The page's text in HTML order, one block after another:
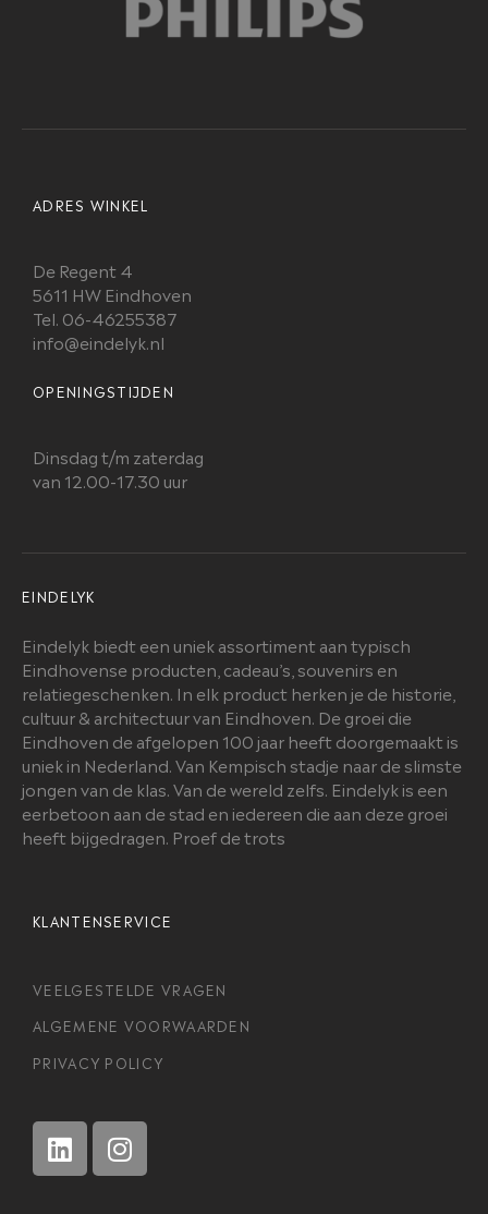
ADRES WINKEL
De Regent 4
5611 HW Eindhoven
Tel. 06-46255387
info@eindelyk.nl
OPENINGSTIJDEN
Dinsdag t/m zaterdag
van 12.00-17.30 uur
EINDELYK
Eindelyk biedt een uniek assortiment aan typisch
Eindhovense producten, cadeau’s, souvenirs en
relatiegeschenken. In elk product herken je de historie,
cultuur & architectuur van Eindhoven. De groei die
Eindhoven de afgelopen 100 jaar heeft doorgemaakt is
uniek in Nederland. Van Kempisch stadje naar de slimste
jongen van de klas. Van de wereld zelfs. Eindelyk is een
eerbetoon aan de stad en iedereen die aan deze groei
heeft bijgedragen. Proef de trots
KLANTENSERVICE
VEELGESTELDE VRAGEN
ALGEMENE VOORWAARDEN
PRIVACY POLICY